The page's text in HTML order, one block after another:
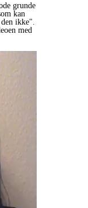
grunde
kan
ikke".
med